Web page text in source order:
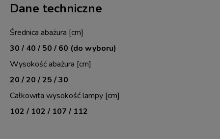
Dane techniczne
Średnica abażura [cm]
30 / 40 / 50 / 60 (do wyboru)
Wysokość abażura [cm]
20 / 20 / 25 / 30
Całkowita wysokość lampy [cm]
102 / 102 / 107 / 112